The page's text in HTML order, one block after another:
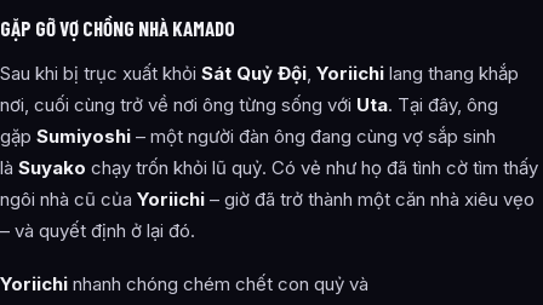
GẶP GỠ VỢ CHỒNG NHÀ KAMADO
Sau khi bị trục xuất khỏi Sát Quỷ Đội, Yoriichi lang thang khắp
nơi, cuối cùng trở về nơi ông từng sống với Uta. Tại đây, ông
gặp Sumiyoshi – một người đàn ông đang cùng vợ sắp sinh
là Suyako chạy trốn khỏi lũ quỷ. Có vẻ như họ đã tình cờ tìm thấy
ngôi nhà cũ của Yoriichi – giờ đã trở thành một căn nhà xiêu vẹo
– và quyết định ở lại đó.
Yoriichi nhanh chóng chém chết con quỷ và